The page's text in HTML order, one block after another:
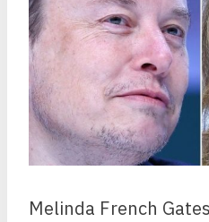
Melinda French